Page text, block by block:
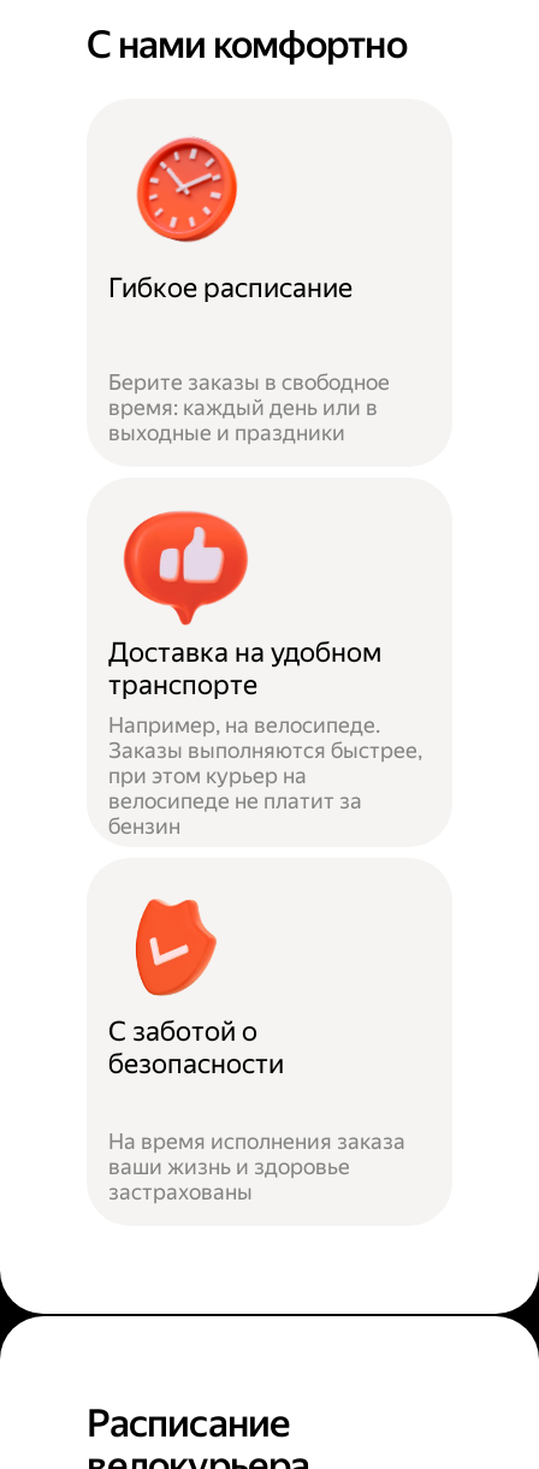
С нами комфортно
Гибкое расписание
Берите заказы в свободное
время: каждый день или в
выходные и праздники
Доставка на удобном
транспорте
Например, на велосипеде.
Заказы выполняются быстрее,
при этом курьер на
велосипеде не платит за
бензин
С заботой о
безопасности
На время исполнения заказа
ваши жизнь и здоровье
застрахованы
Расписание